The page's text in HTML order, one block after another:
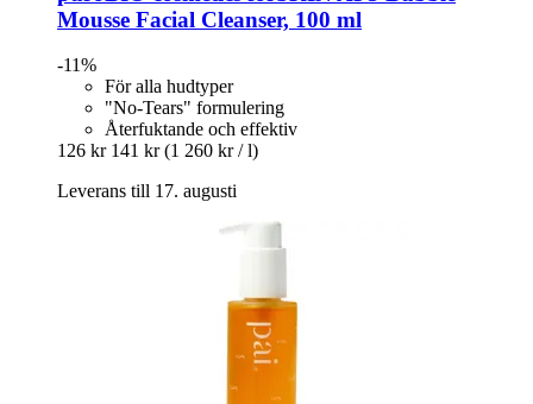
Mousse Facial Cleanser, 100 ml
-11%
För alla hudtyper
"No-Tears" formulering
Återfuktande och effektiv
126 kr 141 kr (1 260 kr / l)
Leverans till 17. augusti